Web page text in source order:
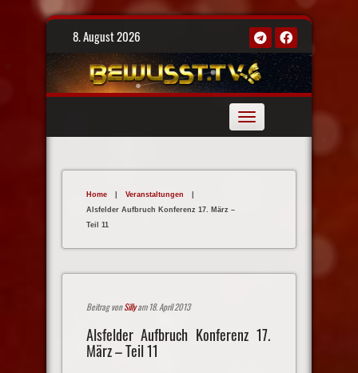
Skip
8. August 2026
Toggle
navigation
Home | Veranstaltungen
|
Alsfelder Aufbruch Konferenz 17. März –
Teil 11
Beitrag vonSillyam 18. April 2013
Alsfelder Aufbruch Konferenz 17.
März – Teil 11